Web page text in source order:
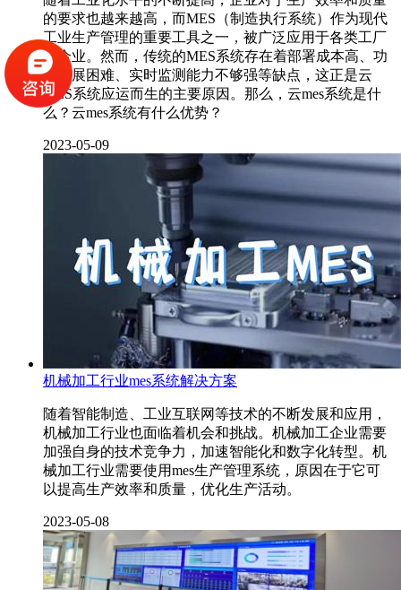
的要求也越来越高，而MES（制造执行系统）作为现代
工业生产管理的重要工具之一，被广泛应用于各类工厂
和企业。然而，传统的MES系统存在着部署成本高、功
能扩展困难、实时监测能力不够强等缺点，这正是云
MES系统应运而生的主要原因。那么，云mes系统是什
么？云mes系统有什么优势？
2023-05-09
机械加工行业mes系统解决方案
随着智能制造、工业互联网等技术的不断发展和应用，
机械加工行业也面临着机会和挑战。机械加工企业需要
加强自身的技术竞争力，加速智能化和数字化转型。机
械加工行业需要使用mes生产管理系统，原因在于它可
以提高生产效率和质量，优化生产活动。
2023-05-08